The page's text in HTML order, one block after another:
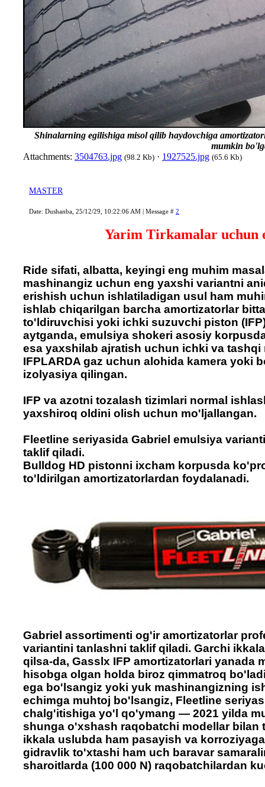
Shinalarning egilishiga misol qilib haydovchiga
mumkin
Attachments: 3504763.jpg (98.2 Kb) · 1927525.jpg (65.6 Kb)
MASTER
Date: Dushanba, 25/12/29, 10:22:06 AM | Message # 2
Yarim Tirkamalar uchun
Ride sifati, albatta, keyingi eng muhim
mashinangiz uchun eng yaxshi variantni
erishish uchun ishlatiladigan usul ham
ishlab chiqarilgan barcha amortizatorlar
to'ldiruvchisi yoki ichki suzuvchi piston
aytganda, emulsiya shokeri asosiy
esa yaxshilab ajratish uchun ichki va
IFPLARDA gaz uchun alohida kamera yoki
izolyasiya qilingan.
IFP va azotni tozalash tizimlari normal
yaxshiroq oldini olish uchun mo'ljallangan.
Fleetline seriyasida Gabriel emulsiya
taklif qiladi.
Bulldog HD pistonni ixcham korpusda
to'ldirilgan amortizatorlardan foydalanadi.
Gabriel assortimenti og'ir amortizatorlar
variantini tanlashni taklif qiladi. Garchi
qilsa-da, Gasslx IFP amortizatorlari
hisobga olgan holda biroz qimmatroq
ega bo'lsangiz yoki yuk mashinangizning
echimga muhtoj bo'lsangiz, Fleetline
chalg'itishiga yo'l qo'ymang — 2021 yilda
shunga o'xshash raqobatchi modellar bilan
ikkala uslubda ham pasayish va
gidravlik to'xtashi ham uch baravar
sharoitlarda (100 000 N) raqobatchilardan